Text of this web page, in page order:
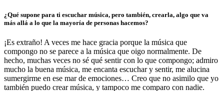
¿Qué supone para ti escuchar música, pero también, crearla, algo que va
más allá a lo que la mayoría de personas hacemos?
¡Es extraño! A veces me hace gracia porque la música que
compongo no se parece a la música que oigo normalmente. De
hecho, muchas veces no sé qué sentir con lo que compongo; admiro
mucho la buena música, me encanta escuchar y sentir, me alucina
sumergirme en ese mar de emociones… Creo que no asimilo que yo
también puedo crear música, y tampoco me comparo con nadie.